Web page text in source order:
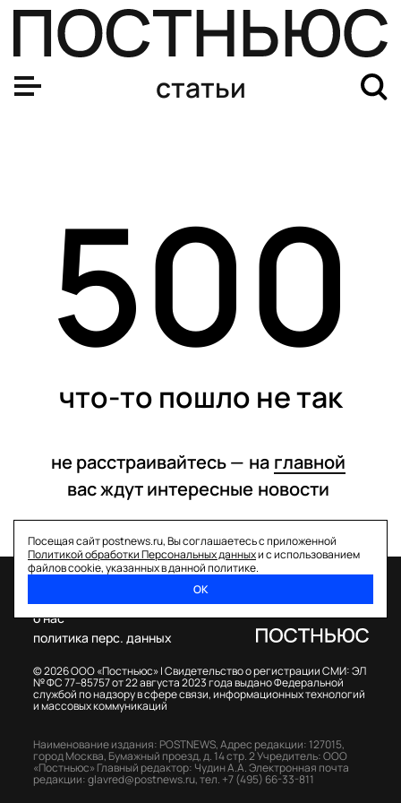
статьи
500
что-то пошло не так
не расстраивайтесь — на главной
вас ждут интересные новости
Посещая сайт postnews.ru, Вы соглашаетесь с приложенной
Политикой обработки Персональных данныхи с использованием
файлов cookie, указанных в данной политике.
ОК
© 2026 ООО «Постньюс» |Свидетельство о регистрации СМИ: ЭЛ
№ ФС 77–85757 от 22 августа 2023 года выдано Федеральной
службой по надзору в сфере связи, информационных технологий
и массовых коммуникаций
о нас
политика перс. данных
Наименование издания: POSTNEWS,Адрес редакции: 127015,
город Москва, Бумажный проезд, д. 14 стр. 2Учредитель: ООО
«Постньюс» Главный редактор: Чудин А.А.Электронная почта
редакции:glavred@postnews.ru,тел. +7 (495) 66-33-811